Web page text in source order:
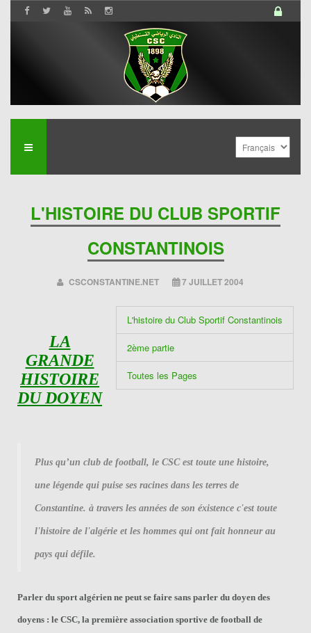
L'HISTOIRE DU CLUB SPORTIF
CONSTANTINOIS
CSCONSTANTINE.NET 7 JUILLET 2004
L'histoire du Club Sportif Constantinois
2ème partie
Toutes les Pages
LA
GRANDE
HISTOIRE
DU DOYEN
Plus qu’un club de football, le CSC est toute une histoire,
une légende qui puise ses racines dans les terres de
Constantine. à travers les années de son éxistence c'est toute
l'histoire de l'algérie et les hommes qui ont fait honneur au
pays qui défile.
Parler du sport algérien ne peut se faire sans parler du doyen des
doyens : le CSC, la première association sportive de football de